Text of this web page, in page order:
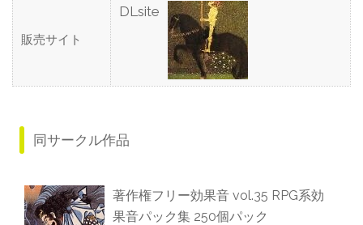
販売サイト
DLsite
同サークル作品
著作権フリー効果音 vol.35 RPG系効
果音パック集 250個パック